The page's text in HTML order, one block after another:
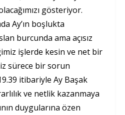
gösteriyor.
Ay’ın boşlukta
burcunda ama açısız
işlerde kesin ve net bir
sürece bir sorun
itibariyle Ay Başak
ve netlik kazanmaya
duygularına özen